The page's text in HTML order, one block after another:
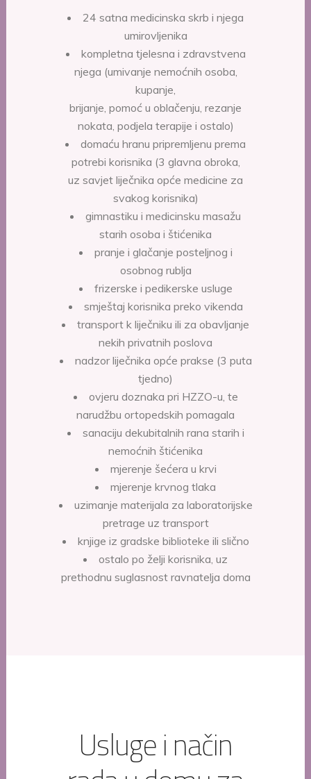
24 satna medicinska skrb i njega
umirovljenika
kompletna tjelesna i zdravstvena
njega (umivanje nemoćnih osoba,
kupanje,
brijanje, pomoć u oblačenju, rezanje
nokata, podjela terapije i ostalo)
domaću hranu pripremljenu prema
potrebi korisnika (3 glavna obroka,
uz savjet liječnika opće medicine za
svakog korisnika)
gimnastiku i medicinsku masažu
starih osoba i štićenika
pranje i glačanje posteljnog i
osobnog rublja
frizerske i pedikerske usluge
smještaj korisnika preko vikenda
transport k liječniku ili za obavljanje
nekih privatnih poslova
nadzor liječnika opće prakse (3 puta
tjedno)
ovjeru doznaka pri HZZO-u, te
narudžbu ortopedskih pomagala
sanaciju dekubitalnih rana starih i
nemoćnih štićenika
mjerenje šećera u krvi
mjerenje krvnog tlaka
uzimanje materijala za laboratorijske
pretrage uz transport
knjige iz gradske biblioteke ili slično
ostalo po želji korisnika, uz
prethodnu suglasnost ravnatelja doma
Usluge i način